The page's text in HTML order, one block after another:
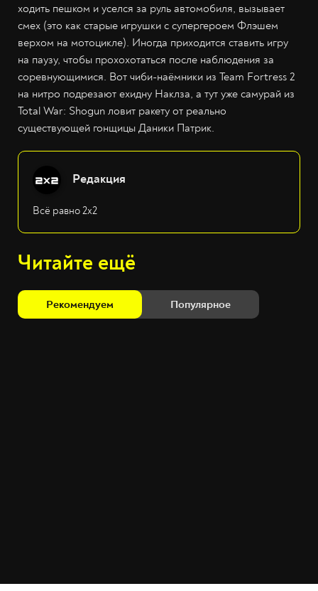
ходить пешком и уселся за руль автомобиля, вызывает
смех (это как старые игрушки с супергероем Флэшем
верхом на мотоцикле). Иногда приходится ставить игру
на паузу, чтобы прохохотаться после наблюдения за
соревнующимися. Вот чиби-наёмники из Team Fortress 2
на нитро подрезают ехидну Наклза, а тут уже самурай из
Total War: Shogun ловит ракету от реально
существующей гонщицы Даники Патрик.
Редакция
Всё равно 2х2
Читайте ещё
Рекомендуем Популярное